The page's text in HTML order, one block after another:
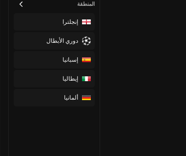
المنطقة
إنجلترا
دوري الأبطال
إسبانيا
إيطاليا
ألمانيا